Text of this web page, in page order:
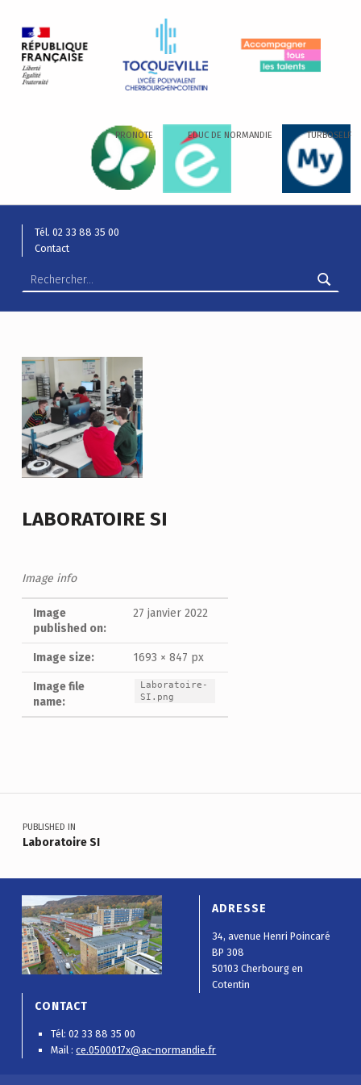
PRONOTE EDUC DE NORMANDIE TURBOSELF
Tél. 02 33 88 35 00
Contact
LABORATOIRE SI
Image info
Image
published on:
27 janvier 2022
Image size: 1693 × 847 px
Image file
name:
Laboratoire-
SI.png
Navigation de l’article
PUBLISHED IN
Laboratoire SI
ADRESSE
34, avenue Henri Poincaré
BP 308
50103 Cherbourg en
Cotentin
CONTACT
Tél: 02 33 88 35 00
Mail :ce.0500017x@ac-normandie.fr